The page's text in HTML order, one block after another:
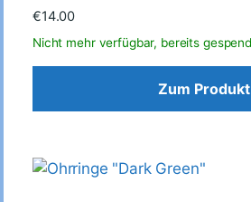
€14.00
Zum Produkt